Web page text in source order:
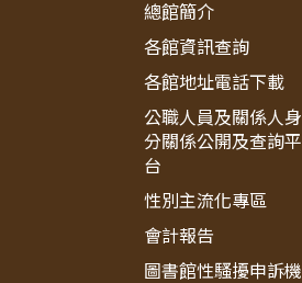
總館簡介
各館資訊查詢
各館地址電話下載
公職人員及關係人身
分關係公開及查詢平
台
性別主流化專區
會計報告
圖書館性騷擾申訴機